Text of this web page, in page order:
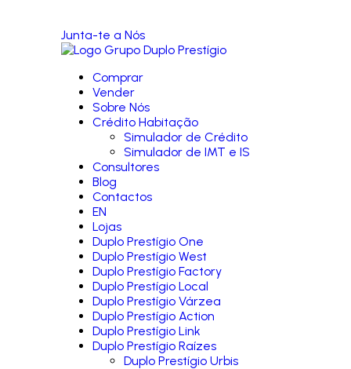
Junta-te a Nós
Comprar
Vender
Sobre Nós
Crédito Habitação
Simulador de Crédito
Simulador de IMT e IS
Consultores
Blog
Contactos
EN
Lojas
Duplo Prestígio One
Duplo Prestígio West
Duplo Prestígio Factory
Duplo Prestígio Local
Duplo Prestígio Várzea
Duplo Prestígio Action
Duplo Prestígio Link
Duplo Prestígio Raízes
Duplo Prestígio Urbis